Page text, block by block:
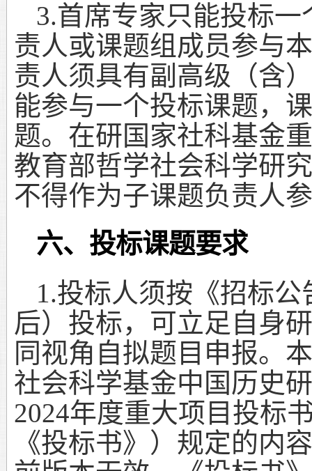
3.首席专家只能投标
责人或课题组成员参与
责人须具有副高级（含
能参与一个投标课题，
题。在研国家社科基金
教育部哲学社会科学研
不得作为子课题负责人
六、投标课题要求
1.投标人须按《招标
后）投标，可立足自身
同视角自拟题目申报。
社会科学基金中国历史
2024年度重大项目投标
《投标书》）规定的内